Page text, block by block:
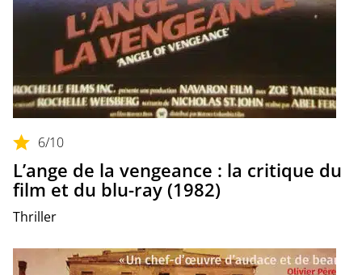
6/10
L’ange de la vengeance : la critique du
film et du blu-ray (1982)
Thriller